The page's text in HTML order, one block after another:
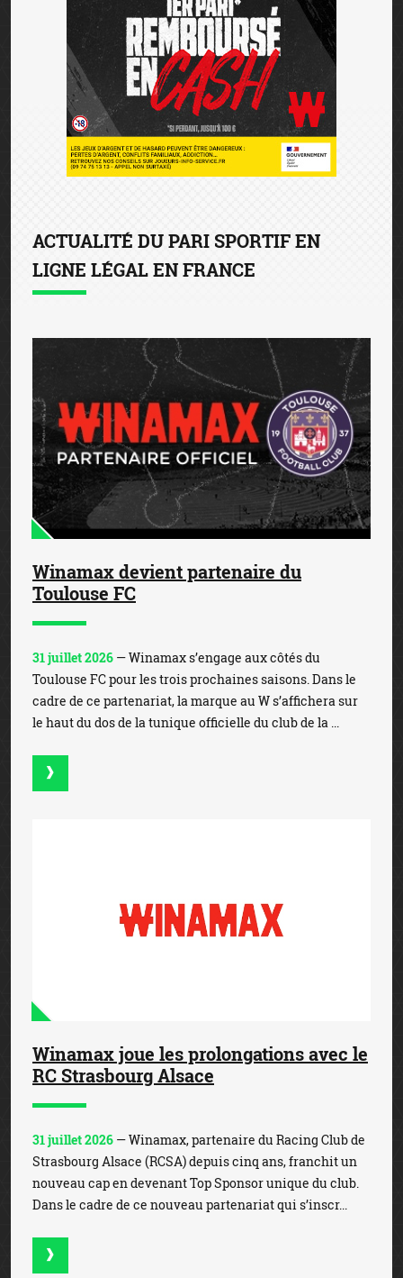
ACTUALITÉ DU PARI SPORTIF EN
LIGNE LÉGAL EN FRANCE
Winamax devient partenaire du
Toulouse FC
31 juillet 2026 — Winamax s’engage aux côtés du
Toulouse FC pour les trois prochaines saisons. Dans le
cadre de ce partenariat, la marque au W s’affichera sur
le haut du dos de la tunique officielle du club de la ...
Winamax joue les prolongations avec le
RC Strasbourg Alsace
31 juillet 2026 — Winamax, partenaire du Racing Club de
Strasbourg Alsace (RCSA) depuis cinq ans, franchit un
nouveau cap en devenant Top Sponsor unique du club.
Dans le cadre de ce nouveau partenariat qui s’inscr...